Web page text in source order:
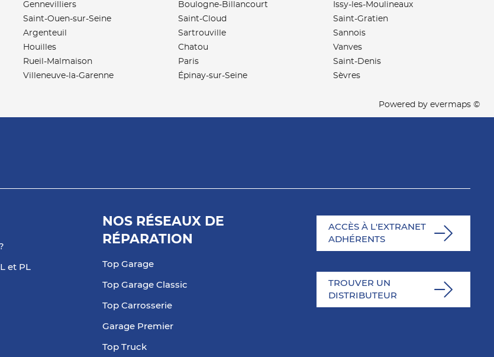
Gennevilliers
Saint-Ouen-sur-Seine
Argenteuil
Houilles
Rueil-Malmaison
Villeneuve-la-Garenne
Boulogne-Billancourt
Saint-Cloud
Sartrouville
Chatou
Paris
Épinay-sur-Seine
Issy-les-Moulineaux
Saint-Gratien
Sannois
Vanves
Saint-Denis
Sèvres
Powered by evermaps ©
et PL
NOS RÉSEAUX DE
RÉPARATION
Top Garage
Top Garage Classic
Top Carrosserie
Garage Premier
Top Truck
ACCÈS À L'EXTRANET
ADHÉRENTS
TROUVER UN
DISTRIBUTEUR